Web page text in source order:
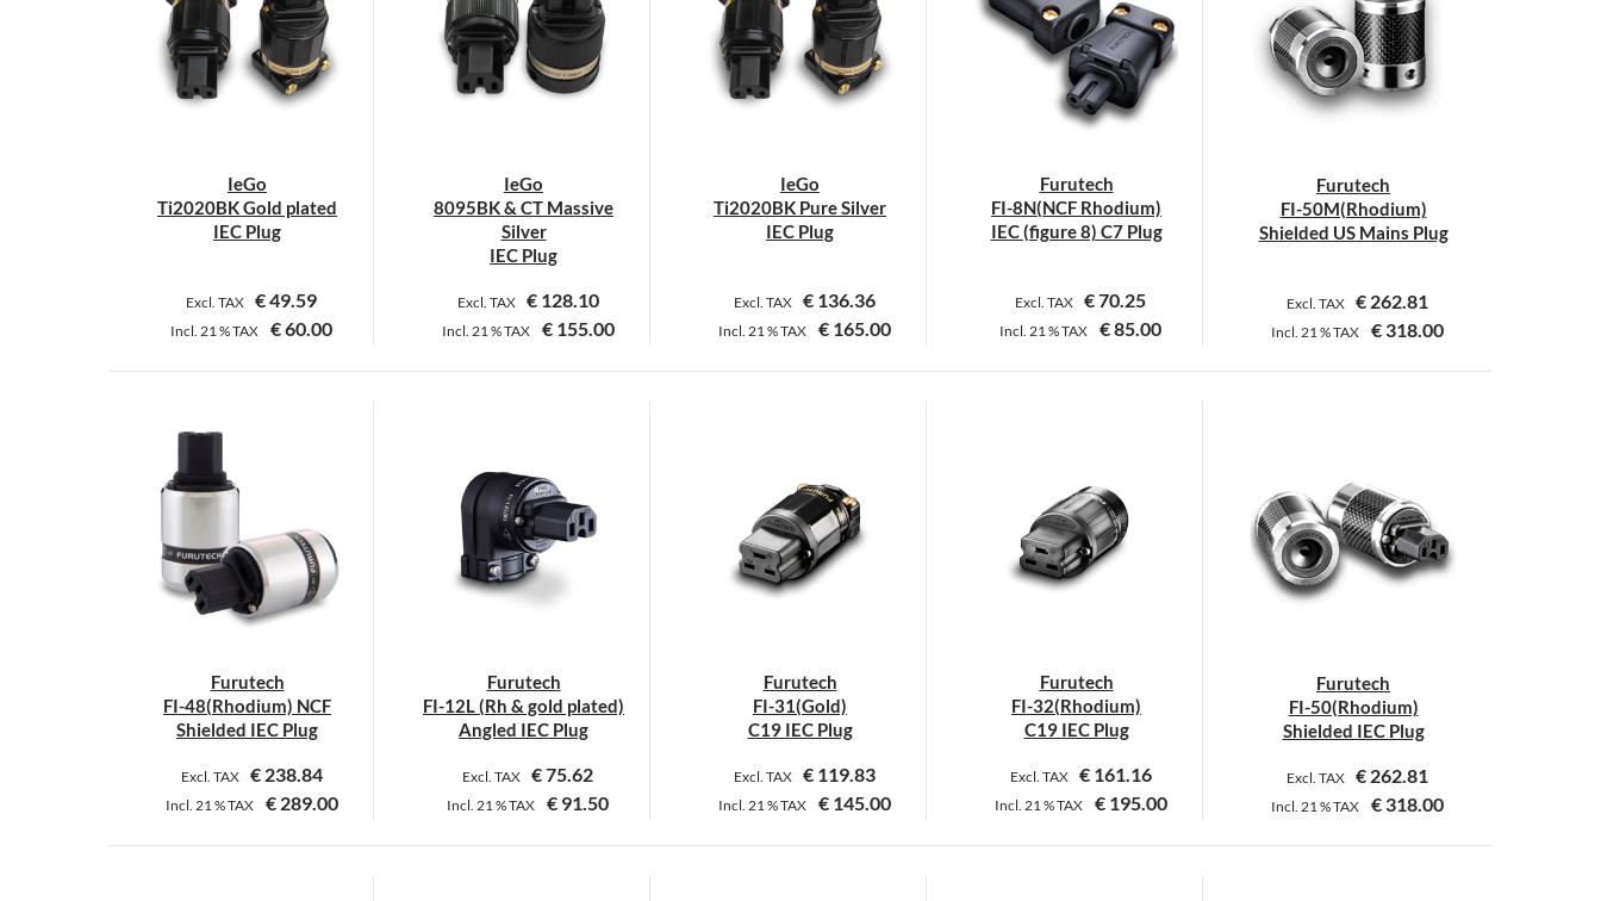
auf.
Die
Optionen
Produktseite
gewählt
werden
auf.
Die
Optionen
können
Produktseite
gewählt
auf.
Die
Optionen
können
Produktseite
gewählt
IeGo
Ti2020BK Gold plated
IEC Plug
Excl. TAX €49.59
Incl. 21 %TAX €60.00
IeGo
8095BK & CT Massive
Silver
IEC Plug
Excl. TAX €128.10
Incl. 21 %TAX €155.00
Dieses
Varianten
auf.
Die
Optionen
können
Produktseite
gewählt
IeGo
Ti2020BK Pure Silver
IEC Plug
Excl. TAX €136.36
Incl. 21 %TAX €165.00
Furutech
FI-8N(NCF Rhodium)
IEC (figure 8) C7 Plug
Excl. TAX €70.25
Incl. 21 %TAX €85.00
Furutech
FI-50M(Rhodium)
Shielded US Mains Plug
Excl. TAX € 262.81
Incl. 21 %TAX € 318.00
Furutech
FI-48(Rhodium) NCF
Shielded IEC Plug
Excl. TAX €238.84
Incl. 21 %TAX €289.00
Furutech
FI-12L (Rh & gold plated)
Angled IEC Plug
Excl. TAX €75.62
Incl. 21 %TAX € 91.50
Dieses
Furutech
FI-31(Gold)
C19 IEC Plug
Excl. TAX €119.83
Incl. 21 %TAX €145.00
Furutech
FI-32(Rhodium)
C19 IEC Plug
Excl. TAX €161.16
Incl. 21 %TAX €195.00
Furutech
FI-50(Rhodium)
Shielded IEC Plug
Excl. TAX € 262.81
Incl. 21 %TAX € 318.00